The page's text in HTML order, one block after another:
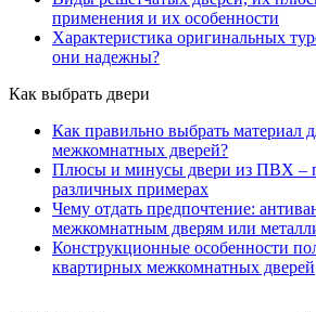
применения и их особенности
Характеристика оригинальных
они надежны?
Как выбрать двери
Как правильно выбрать материал
межкомнатных дверей?
Плюсы и минусы двери из ПВХ –
различных примерах
Чему отдать предпочтение:
межкомнатным дверям или
Конструкционные особенности
квартирных межкомнатных дверей